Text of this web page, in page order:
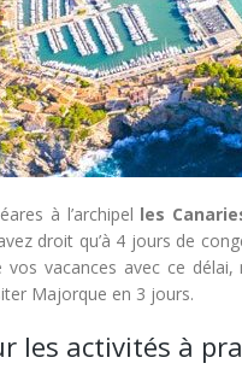
à l’archipel les
droit qu’à 4 jours de
vacances avec ce
Majorque en 3 jours.
les activités à